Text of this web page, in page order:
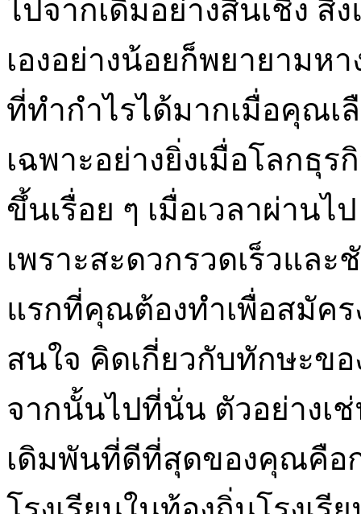
ไปจากเดิมอย่างสิ้นเชิง
เองอย่างน้อยก็พยายามห
ที่ทำกำไรได้มากเมื่อคุณเ
เฉพาะอย่างยิ่งเมื่อโลกธุ
ขึ้นเรื่อย ๆ เมื่อเวลาผ่าน
เพราะสะดวกรวดเร็วแล
แรกที่คุณต้องทำเพื่อสมัค
สนใจ คิดเกี่ยวกับทักษะ
จากนั้นไปที่นั่น ตัวอย่าง
เดิมพันที่ดีที่สุดของคุณคือ